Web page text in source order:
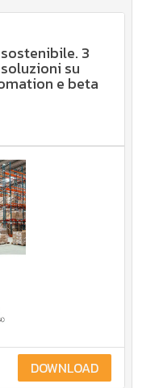
3
su
e beta
DOWNLOAD